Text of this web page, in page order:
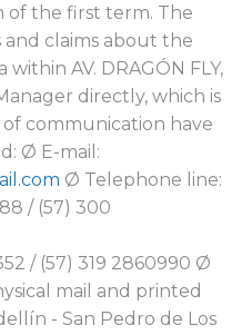
of the first term. The
claims about the
AV. DRAGÓN FLY,
directly, which is
communication have
Ø E-mail:
Ø Telephone line:
/ (57) 300
/ (57) 319 2860990 Ø
mail and printed
- San Pedro de Los